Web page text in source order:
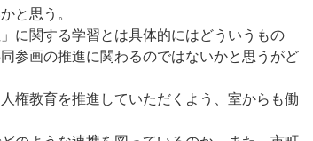
と思う。
に関する学習とは具体的にはどういうもの
参画の推進に関わるのではないかと思うがど
権教育を推進していただくよう、室からも働